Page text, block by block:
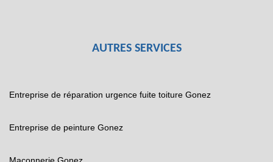
AUTRES SERVICES
Entreprise de réparation urgence fuite toiture Gonez
Entreprise de peinture Gonez